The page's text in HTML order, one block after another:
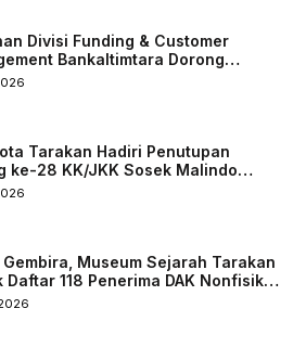
Divisi Funding & Customer
Bankaltimtara Dorong
Digitalisasi Keuangan di Kota
Tarakan Hadiri Penutupan
ke-28 KK/JKK Sosek Malindo
Kaltara–Sabah
Museum Sejarah Tarakan
Daftar 118 Penerima DAK Nonfisik